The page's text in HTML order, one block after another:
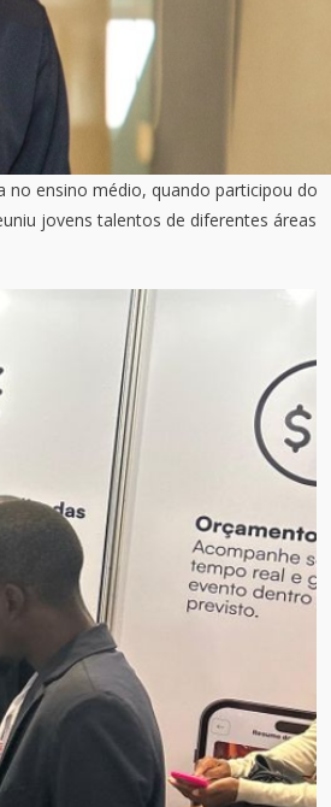
no ensino médio, quando participou do
jovens talentos de diferentes áreas